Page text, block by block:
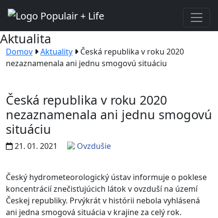
Aktualita
Domov Aktuality
Česká republika v roku 2020
nezaznamenala ani jednu smogovú situáciu
Česká republika v roku 2020
nezaznamenala ani jednu smogovú
situáciu
21. 01. 2021 Ovzdušie
Český hydrometeorologický ústav informuje o poklese
koncentrácií znečisťujúcich látok v ovzduší na území
Českej republiky. Prvýkrát v histórii nebola vyhlásená
ani jedna smogová situácia v krajine za celý rok.